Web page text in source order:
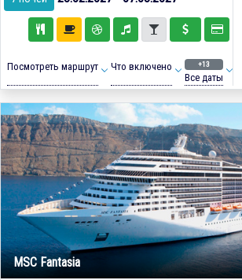
Посмотреть маршрут Что включено +13
Все даты
MSC Fantasia